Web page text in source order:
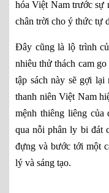
hóa Việt Nam trước sự
chân trời cho ý thức tự
Đây cũng là lộ trình
nhiêu thử thách cam
tập sách này sẽ gợi
thanh niên Việt Nam
mệnh thiêng liêng
qua nỗi phân ly bi đát
đựng và bước tới một
lý và sáng tạo.